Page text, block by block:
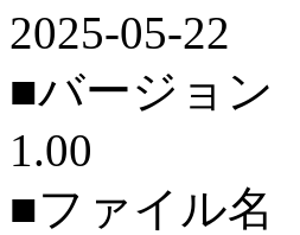
2025-05-22
■バージョン
1.00
■ファイル名